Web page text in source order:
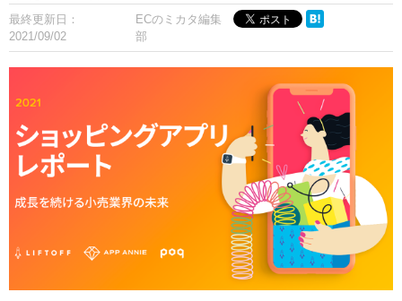
最終更新日：
2021/09/02
ECのミカタ編集
部